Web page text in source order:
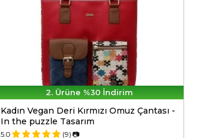
2. Ürüne %30 İndirim
Kadın Vegan Deri Kırmızı Omuz Çantası -
In the puzzle Tasarım
5.0 (9) 📷